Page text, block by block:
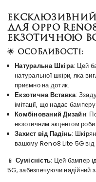
ДЛЯ OPPO
ЕКЗОТИЧНОЮ
🌟 Особливості:
Натуральна Шкіра: Цей
натуральної шкіри, яка
приємно на дотик.
Екзотична Вставка:
імітації, що надає
Комбінований Дизайн:
екзотичним акцентом
Захист від Падінь:
вашому Reno8 Lite 5G від
📱 Сумісність: Цей бампер
5G, забезпечуючи надійний